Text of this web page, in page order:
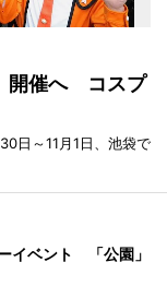
開催へ コスプ
日～11月1日、池袋で
イベント 「公園」